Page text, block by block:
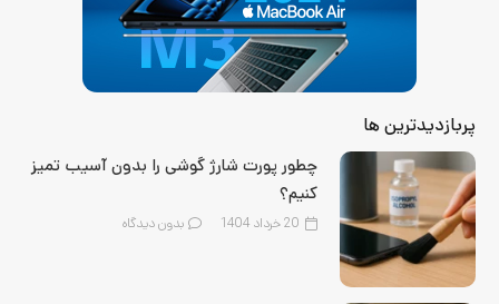
پربازدیدترین ها
چطور پورت شارژ گوشی را بدون آسیب تمیز
کنیم؟
20 خرداد 1404 بدون دیدگاه